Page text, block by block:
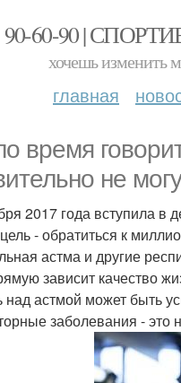
90-60-90 |
хочешь изменить
главная
время
не
2017 года вступила в
- обратиться к
астма и другие
зависит качество
над астмой может быть
заболевания - это